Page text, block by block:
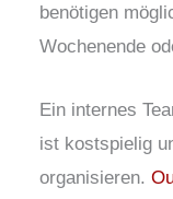
benötigen
Wochenende
Ein internes
ist kostspielig
organisieren.